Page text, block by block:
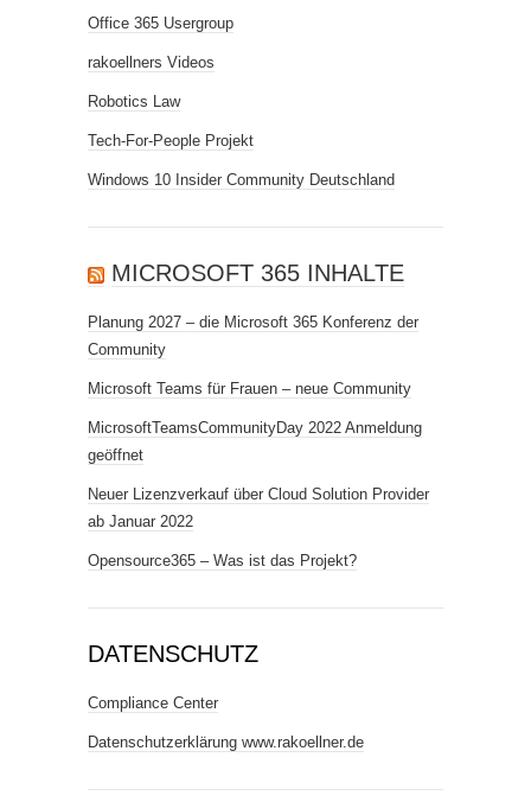
Office 365 Usergroup
rakoellners Videos
Robotics Law
Tech-For-People Projekt
Windows 10 Insider Community Deutschland
MICROSOFT 365 INHALTE
Planung 2027 – die Microsoft 365 Konferenz der
Community
Microsoft Teams für Frauen – neue Community
MicrosoftTeamsCommunityDay 2022 Anmeldung
geöffnet
Neuer Lizenzverkauf über Cloud Solution Provider
ab Januar 2022
Opensource365 – Was ist das Projekt?
DATENSCHUTZ
Compliance Center
Datenschutzerklärung www.rakoellner.de